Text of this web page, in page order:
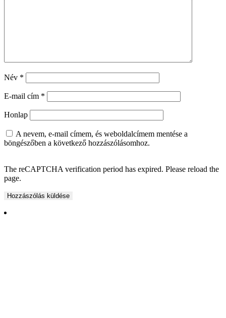
Név *
E-mail cím *
Honlap
A nevem, e-mail címem, és weboldalcímem mentése a
böngészőben a következő hozzászólásomhoz.
The reCAPTCHA verification period has expired. Please reload the
page.